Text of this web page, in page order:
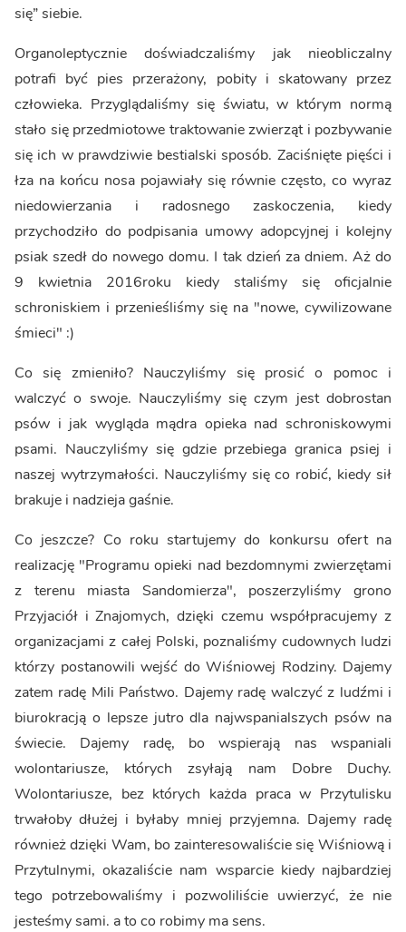
się” siebie.
Organoleptycznie doświadczaliśmy jak nieobliczalny
potrafi być pies przerażony, pobity i skatowany przez
człowieka. Przyglądaliśmy się światu, w którym normą
stało się przedmiotowe traktowanie zwierząt i pozbywanie
się ich w prawdziwie bestialski sposób. Zaciśnięte pięści i
łza na końcu nosa pojawiały się równie często, co wyraz
niedowierzania i radosnego zaskoczenia, kiedy
przychodziło do podpisania umowy adopcyjnej i kolejny
psiak szedł do nowego domu. I tak dzień za dniem. Aż do
9 kwietnia 2016roku kiedy staliśmy się oficjalnie
schroniskiem i przenieśliśmy się na "nowe, cywilizowane
śmieci" :)
Co się zmieniło? Nauczyliśmy się prosić o pomoc i
walczyć o swoje. Nauczyliśmy się czym jest dobrostan
psów i jak wygląda mądra opieka nad schroniskowymi
psami. Nauczyliśmy się gdzie przebiega granica psiej i
naszej wytrzymałości. Nauczyliśmy się co robić, kiedy sił
brakuje i nadzieja gaśnie.
Co jeszcze? Co roku startujemy do konkursu ofert na
realizację "Programu opieki nad bezdomnymi zwierzętami
z terenu miasta Sandomierza", poszerzyliśmy grono
Przyjaciół i Znajomych, dzięki czemu współpracujemy z
organizacjami z całej Polski, poznaliśmy cudownych ludzi
którzy postanowili wejść do Wiśniowej Rodziny. Dajemy
zatem radę Mili Państwo. Dajemy radę walczyć z ludźmi i
biurokracją o lepsze jutro dla najwspanialszych psów na
świecie. Dajemy radę, bo wspierają nas wspaniali
wolontariusze, których zsyłają nam Dobre Duchy.
Wolontariusze, bez których każda praca w Przytulisku
trwałoby dłużej i byłaby mniej przyjemna. Dajemy radę
również dzięki Wam, bo zainteresowaliście się Wiśniową i
Przytulnymi, okazaliście nam wsparcie kiedy najbardziej
tego potrzebowaliśmy i pozwoliliście uwierzyć, że nie
jesteśmy sami. a to co robimy ma sens.